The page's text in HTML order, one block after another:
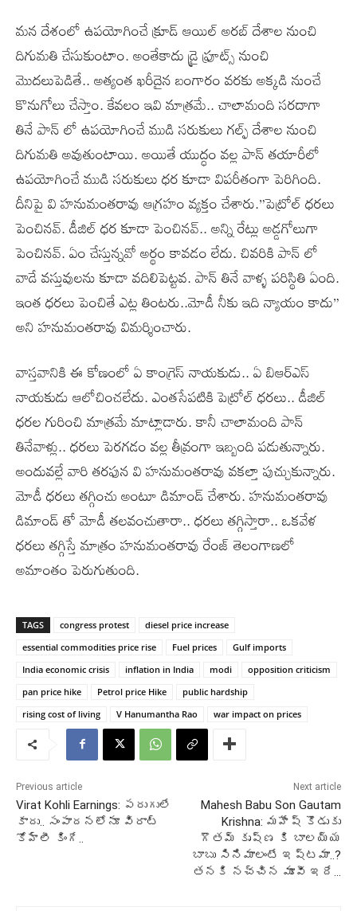
మన దేశంలో ఉపయోగించే క్రూడ్ ఆయిల్ అరబ్ దేశాల నుంచి
దిగుమతి చేసుకుంటాం. అంతేకాదు డ్రై ఫ్రూట్స్ నుంచి
మొదలుపెడితే.. అత్యంత ఖరీదైన బంగారం వరకు అక్కడి నుంచే
కొనుగోలు చేస్తాం. కేవలం ఇవి మాత్రమే.. చాలామంది సరదాగా
తినే పాన్ లో ఉపయోగించే ముడి సరుకులు గల్ఫ్ దేశాల నుంచి
దిగుమతి అవుతుంటాయి. అయితే యుద్ధం వల్ల పాన్ తయారీలో
ఉపయోగించే ముడి సరుకులు ధర కూడా విపరీతంగా పెరిగింది.
దీనిపై వి హనుమంతరావు ఆగ్రహం వ్యక్తం చేశారు.”పెట్రోల్ ధరలు
పెంచినవ్. డీజిల్ ధర కూడా పెంచినవ్.. అన్ని రేట్లు అడ్డగోలుగా
పెంచినవ్. ఏం చేస్తున్నవో అర్థం కావడం లేదు. చివరికి పాన్ లో
వాడే వస్తువులను కూడా వదిలిపెట్టవ. పాన్ తినే వాళ్ళ పరిస్థితి ఏంది.
ఇంత ధరలు పెంచితే ఎట్ల తింటరు..మోడీ నీకు ఇది న్యాయం కాదు”
అని హనుమంతరావు విమర్శించారు.
వాస్తవానికి ఈ కోణంలో ఏ కాంగ్రెస్ నాయకుడు.. ఏ బిఆర్ఎస్
నాయకుడు ఆలోచించలేదు. ఎంతసేపటికి పెట్రోల్ ధరలు.. డీజిల్
ధరల గురించి మాత్రమే మాట్లాడారు. కానీ చాలామంది పాన్
తినేవాళ్లు.. ధరలు పెరగడం వల్ల తీవ్రంగా ఇబ్బంది పడుతున్నారు.
అందువల్లే వారి తరఫున వి హనుమంతరావు వకల్తా పుచ్చుకున్నారు.
మోడీ ధరలు తగ్గించు అంటూ డిమాండ్ చేశారు. హనుమంతరావు
డిమాండ్ తో మోడీ తలవంచుతారా.. ధరలు తగ్గిస్తారా.. ఒకవేళ
ధరలు తగ్గిస్తే మాత్రం హనుమంతరావు రేంజ్ తెలంగాణలో
అమాంతం పెరుగుతుంది.
TAGS congress protest
diesel price increase
essential commodities price rise
Fuel prices
Gulf imports
India economic crisis
inflation in India modi
opposition criticism
pan price hike
Petrol price Hike
public hardship
rising cost of living
V Hanumantha Rao war impact on prices
Previous article
Virat Kohli Earnings: పరుగులే
కాదు.. సంపాదనలోనూ విరాట్
కోహ్లీ కింగే..
Next article
Mahesh Babu Son Gautam
Krishna: మహేష్ కొడుకు
గౌతమ్ కృష్ణ కి బాలయ్య
బాబు సినిమాలంటే ఇష్టమా..?
తనకి నచ్చిన మూవీ ఇదే…